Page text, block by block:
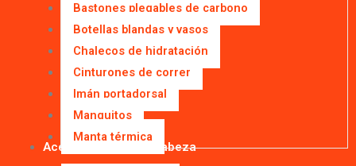
Bastones plegables de carbono
Botellas blandas y vasos
Chalecos de hidratación
Cinturones de correr
Imán portadorsal
Manguitos
Manta térmica
Accesorios para la cabeza